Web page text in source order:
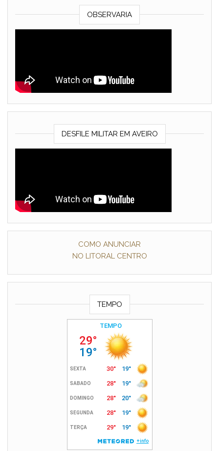
OBSERVARIA
DESFILE MILITAR EM AVEIRO
COMO ANUNCIAR
NO LITORAL CENTRO
TEMPO